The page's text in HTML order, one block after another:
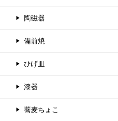
陶磁器
備前焼
ひげ皿
漆器
蕎麦ちょこ